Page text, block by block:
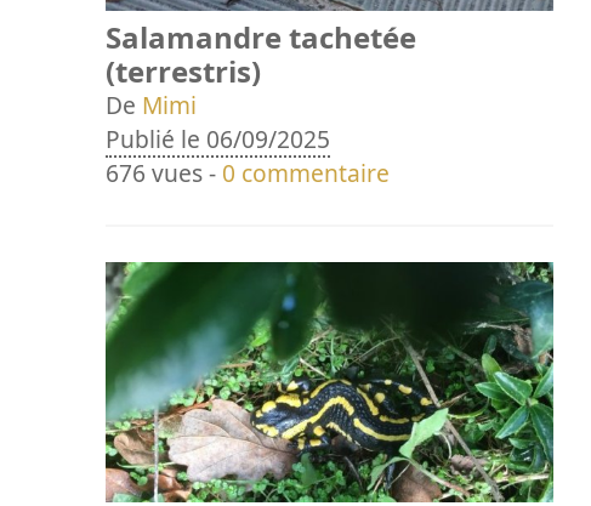
Salamandre tachetée
(terrestris)
De Mimi
Publié le 06/09/2025
676 vues - 0 commentaire